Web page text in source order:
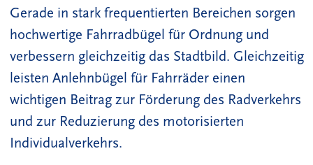
Gerade in stark frequentierten Bereichen sorgen
hochwertige Fahrradbügel für Ordnung und
verbessern gleichzeitig das Stadtbild. Gleichzeitig
leisten Anlehnbügel für Fahrräder einen
wichtigen Beitrag zur Förderung des Radverkehrs
und zur Reduzierung des motorisierten
Individualverkehrs.